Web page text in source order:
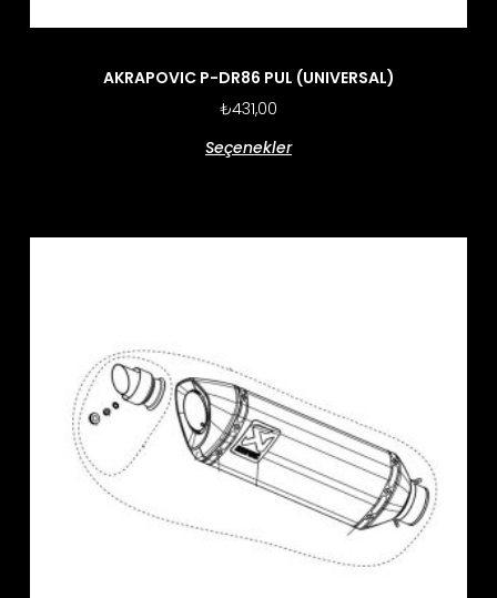
AKRAPOVIC P-DR86 PUL (UNIVERSAL)
₺431,00
Seçenekler